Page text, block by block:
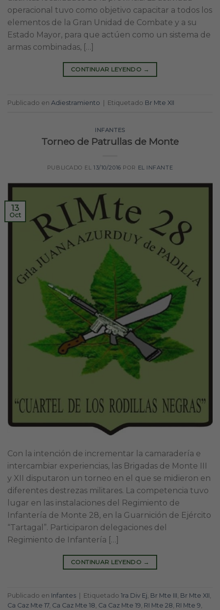
operacional tuvo como objetivo capacitar a todos los
elementos de la Gran Unidad de Combate y a su
Estado Mayor, para que actúen como un sistema de
armas combinadas, […]
CONTINUAR LEYENDO →
Publicado en Adiestramiento Etiquetado Br Mte XII
INFANTES
Torneo de Patrullas de Monte
PUBLICADO EL13/10/2016 POR EL INFANTE
13
Oct
Con la intención de incrementar la camaradería e
intercambiar experiencias, las Brigadas de Monte III
y XII disputaron un torneo en el que se midieron en
diferentes destrezas militares. La competencia tuvo
lugar en las instalaciones del Regimiento de
Infantería de Monte 28, en la Guarnición de Ejército
“Tartagal”. Participaron delegaciones del
Regimiento de Infantería […]
CONTINUAR LEYENDO →
Publicado en Infantes Etiquetado 1ra Div Ej, Br Mte III, Br Mte XII,
Ca Caz Mte 17, Ca Caz Mte 18, Ca Caz Mte 19, RI Mte 28, RI Mte 9,